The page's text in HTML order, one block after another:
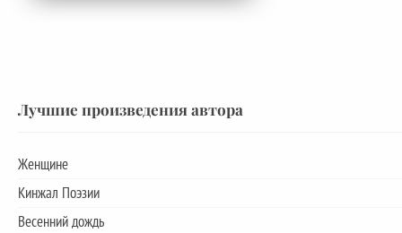
Лучшие произведения автора
Женщине
Кинжал Поэзии
Весенний дождь